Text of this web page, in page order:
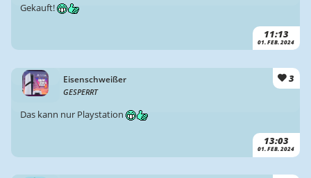
11:13
01. FEB. 2024
Gekauft!
Eisenschweißer
GESPERRT
3
13:03
01. FEB. 2024
Das kann nur Playstation